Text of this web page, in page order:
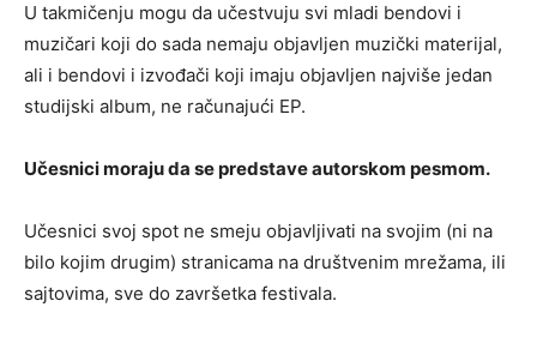
U takmičenju mogu da učestvuju svi mladi bendovi i
muzičari koji do sada nemaju objavljen muzički materijal,
ali i bendovi i izvođači koji imaju objavljen najviše jedan
studijski album, ne računajući EP.
Učesnici moraju da se predstave autorskom pesmom.
Učesnici svoj spot ne smeju objavljivati na svojim (ni na
bilo kojim drugim) stranicama na društvenim mrežama, ili
sajtovima, sve do završetka festivala.